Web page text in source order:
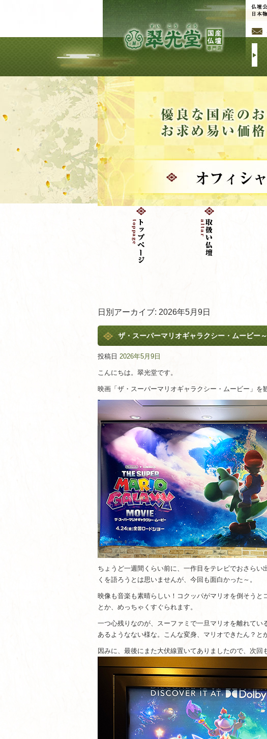
日別アーカイブ: 2026年5月9日
ザ・スーパーマリオギャラクシー・ムービー
投稿日 2026年5月9日
こんにちは。翠光堂です。
映画「ザ・スーパーマリオギャラクシー・ムービー」を
ちょうど一週間くらい前に、一作目をテレビでおさら
くを語ろうとは思いませんが、今回も面白かった～。
映像も音楽も素晴らしい！コクッパがマリオを倒そう
とか、めっちゃくすぐられます。
一つ心残りなのが、スーファミで一旦マリオを離れて
あるようなない様な。こんな変身、マリオできたん？と
因みに、最後にまた大伏線置いてありましたので、次回